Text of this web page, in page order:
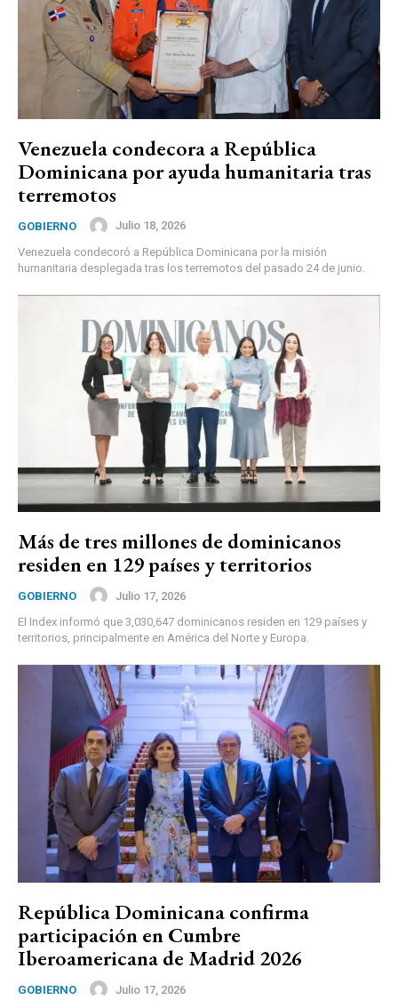
Venezuela condecora a República
Dominicana por ayuda humanitaria tras
terremotos
GOBIERNO
Julio 18, 2026
Venezuela condecoró a República Dominicana por la misión
humanitaria desplegada tras los terremotos del pasado 24 de junio.
Más de tres millones de dominicanos
residen en 129 países y territorios
GOBIERNO
Julio 17, 2026
El Index informó que 3,030,647 dominicanos residen en 129 países y
territorios, principalmente en América del Norte y Europa.
República Dominicana confirma
participación en Cumbre
Iberoamericana de Madrid 2026
GOBIERNO
Julio 17, 2026